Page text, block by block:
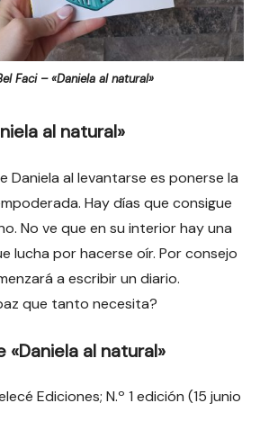
Faci – «Daniela al natural»
al natural»
Daniela al levantarse es ponerse la
Hay días que consigue
No ve que en su interior hay una
lucha por hacerse oír. Por consejo
a escribir un diario.
que tanto necesita?
«Daniela al natural»
Ediciones; N.º 1 edición (15 junio